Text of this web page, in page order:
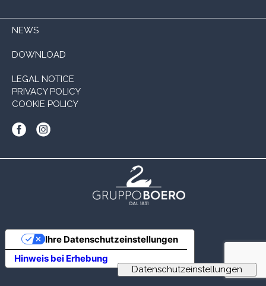
NEWS
DOWNLOAD
LEGAL NOTICE
PRIVACY POLICY
COOKIE POLICY
Hinweis bei Erhebung
Ihre Datenschutzeinstellungen